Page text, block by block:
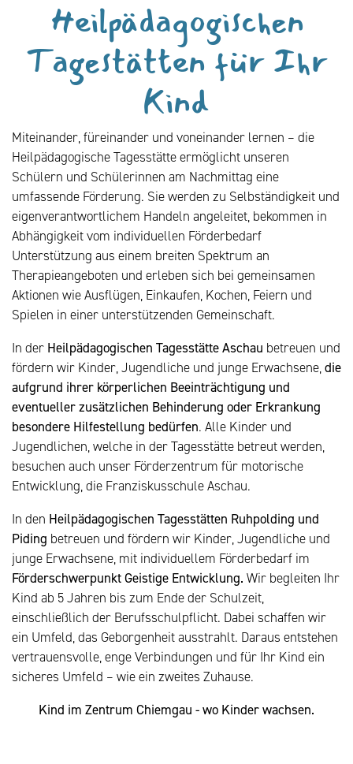
Heilpädagogischen
Tagestätten für Ihr
Kind
Miteinander, füreinander und voneinander lernen – die
Heilpädagogische Tagesstätte ermöglicht unseren
Schülern und Schülerinnen am Nachmittag eine
umfassende Förderung. Sie werden zu Selbständigkeit und
eigenverantwortlichem Handeln angeleitet, bekommen in
Abhängigkeit vom individuellen Förderbedarf
Unterstützung aus einem breiten Spektrum an
Therapieangeboten und erleben sich bei gemeinsamen
Aktionen wie Ausflügen, Einkaufen, Kochen, Feiern und
Spielen in einer unterstützenden Gemeinschaft.
In der Heilpädagogischen Tagesstätte Aschau betreuen und
fördern wir Kinder, Jugendliche und junge Erwachsene,die
aufgrund ihrer körperlichen Beeinträchtigung und
eventueller zusätzlichen Behinderung oder Erkrankung
besondere Hilfestellung bedürfen. Alle Kinder und
Jugendlichen, welche in der Tagesstätte betreut werden,
besuchen auch unser Förderzentrum für motorische
Entwicklung, die Franziskusschule Aschau.
In den Heilpädagogischen Tagesstätten Ruhpolding und
Piding betreuen und fördern wir Kinder, Jugendliche und
junge Erwachsene, mit individuellem Förderbedarf im
Förderschwerpunkt Geistige Entwicklung. Wir begleiten Ihr
Kind ab 5 Jahren bis zum Ende der Schulzeit,
einschließlich der Berufsschulpflicht. Dabei schaffen wir
ein Umfeld, das Geborgenheit ausstrahlt. Daraus entstehen
vertrauensvolle, enge Verbindungen und für Ihr Kind ein
sicheres Umfeld – wie ein zweites Zuhause.
Kind im Zentrum Chiemgau - wo Kinder wachsen.